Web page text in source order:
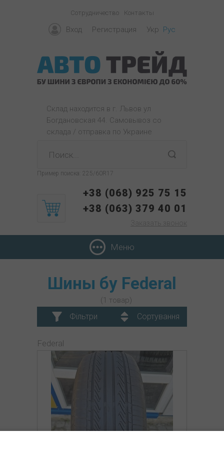
Сотрудничество Контакты
Вход Регистрация Укр Рус
Склад находится в г. Львов ул
Богдановская 44. Самовывоз со
склада / отправка по Украине
Пример поиска: 225/60R17
+38 (068) 925 75 15
+38 (063) 379 40 01
Заказать звонок
Меню
Шины бу Federal
(1 товар)
Фільтри Сортування
Federal